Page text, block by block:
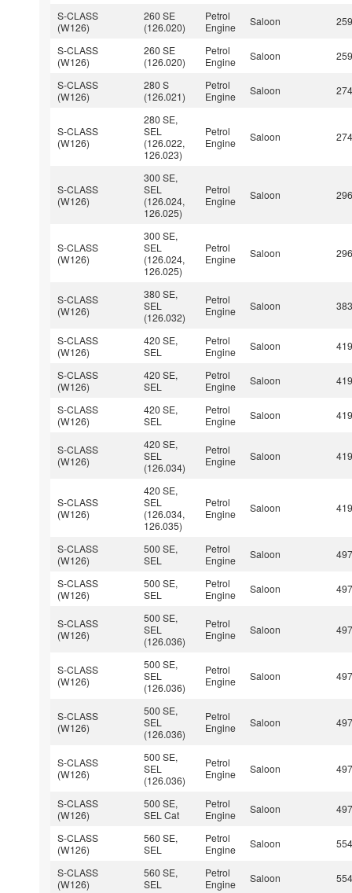
S-CLASS
(W126)
260 SE
(126.020)
Petrol
Engine
Saloon
S-CLASS
(W126)
260 SE
(126.020)
Petrol
Engine
Saloon
S-CLASS
(W126)
280 S
(126.021)
Petrol
Engine
Saloon
S-CLASS
(W126)
280 SE,
SEL
(126.022,
126.023)
Petrol
Engine
Saloon
S-CLASS
(W126)
300 SE,
SEL
(126.024,
126.025)
Petrol
Engine
Saloon
S-CLASS
(W126)
300 SE,
SEL
(126.024,
126.025)
Petrol
Engine
Saloon
S-CLASS
(W126)
380 SE,
SEL
(126.032)
Petrol
Engine
Saloon
S-CLASS
(W126)
420 SE,
SEL
Petrol
Engine
Saloon
S-CLASS
(W126)
420 SE,
SEL
Petrol
Engine
Saloon
S-CLASS
(W126)
420 SE,
SEL
Petrol
Engine
Saloon
S-CLASS
(W126)
420 SE,
SEL
(126.034)
Petrol
Engine
Saloon
S-CLASS
(W126)
420 SE,
SEL
(126.034,
126.035)
Petrol
Engine
Saloon
S-CLASS
(W126)
500 SE,
SEL
Petrol
Engine
Saloon
S-CLASS
(W126)
500 SE,
SEL
Petrol
Engine
Saloon
S-CLASS
(W126)
500 SE,
SEL
(126.036)
Petrol
Engine
Saloon
S-CLASS
(W126)
500 SE,
SEL
(126.036)
Petrol
Engine
Saloon
S-CLASS
(W126)
500 SE,
SEL
(126.036)
Petrol
Engine
Saloon
S-CLASS
(W126)
500 SE,
SEL
(126.036)
Petrol
Engine
Saloon
S-CLASS
(W126)
500 SE,
SEL Cat
Petrol
Engine
Saloon
S-CLASS
(W126)
560 SE,
SEL
Petrol
Engine
Saloon
S-CLASS
(W126)
560 SE,
SEL
Petrol
Engine
Saloon